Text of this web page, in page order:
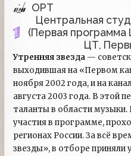
ОРТ
Центральная
(Первая
ЦТ,
Утренняя звезда —
выходившая на «Первом
ноября 2002 года, и на
августа 2003 года. В этой
таланты в области музыки.
участия в программе,
регионах России. За всё
звезды», в отборе приняли